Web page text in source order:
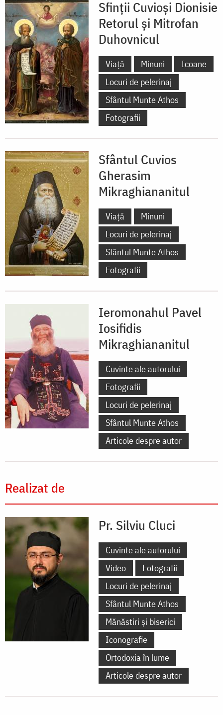
Sfinții Cuvioși Dionisie
Retorul și Mitrofan
Duhovnicul
Viață Minuni
Icoane
Locuri de pelerinaj
Sfântul Munte Athos
Fotografii
Sfântul Cuvios
Gherasim
Mikraghiananitul
Viață
Minuni
Locuri de pelerinaj
Sfântul Munte Athos
Fotografii
Ieromonahul Pavel
Iosifidis
Mikraghiananitul
Cuvinte ale autorului
Fotografii
Locuri de pelerinaj
Sfântul Munte Athos
Articole despre autor
Realizat de
Pr. Silviu Cluci
Cuvinte ale autorului
Video
Fotografii
Locuri de pelerinaj
Sfântul Munte Athos
Mănăstiri și biserici
Iconografie
Ortodoxia în lume
Articole despre autor